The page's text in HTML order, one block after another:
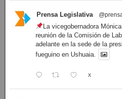
Prensa Legislativa
La vicegobernadora
reunión de la Comisión de
adelante en la sede de la
fueguino en Ushuaia.
X